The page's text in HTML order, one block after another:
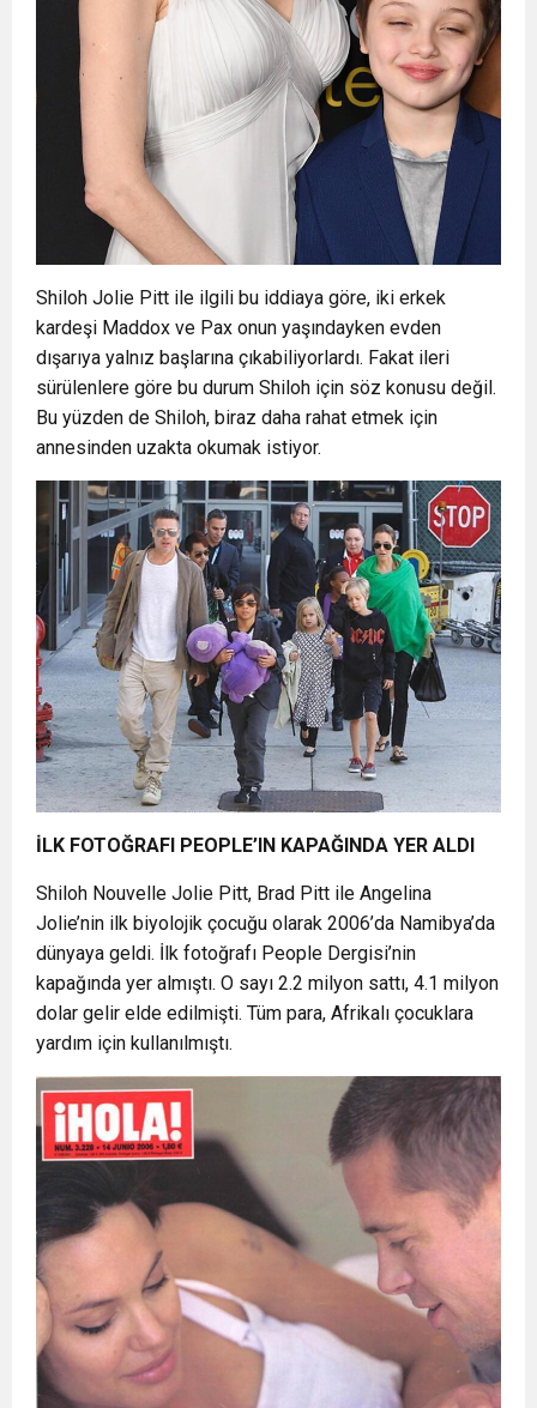
Shiloh Jolie Pitt ile ilgili bu iddiaya göre, iki erkek
kardeşi Maddox ve Pax onun yaşındayken evden
dışarıya yalnız başlarına çıkabiliyorlardı. Fakat ileri
sürülenlere göre bu durum Shiloh için söz konusu değil.
Bu yüzden de Shiloh, biraz daha rahat etmek için
annesinden uzakta okumak istiyor.
İLK FOTOĞRAFI PEOPLE’IN KAPAĞINDA YER ALDI
Shiloh Nouvelle Jolie Pitt, Brad Pitt ile Angelina
Jolie’nin ilk biyolojik çocuğu olarak 2006’da Namibya’da
dünyaya geldi. İlk fotoğrafı People Dergisi’nin
kapağında yer almıştı. O sayı 2.2 milyon sattı, 4.1 milyon
dolar gelir elde edilmişti. Tüm para, Afrikalı çocuklara
yardım için kullanılmıştı.